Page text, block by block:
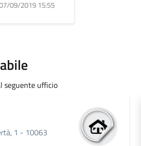
09/2019 15:55
seguente ufficio
1 - 10063